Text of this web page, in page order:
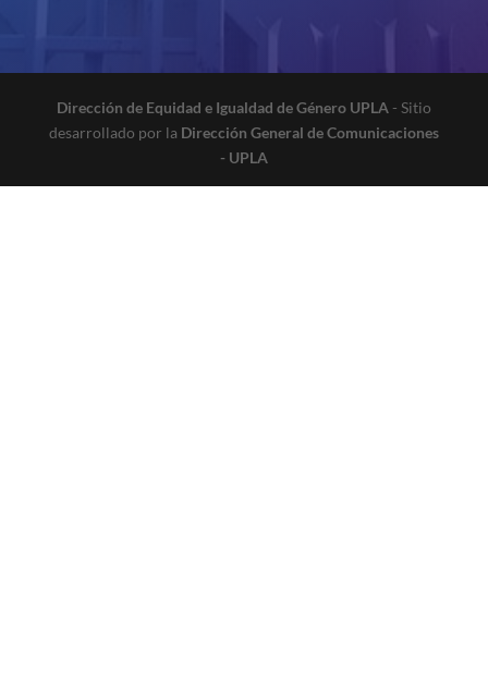
Dirección de Equidad e Igualdad de Género UPLA- Sitio
desarrollado por la Dirección General de Comunicaciones
- UPLA